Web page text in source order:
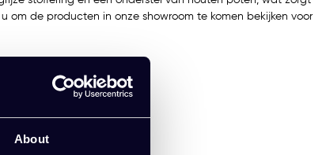
About
om de producten in onze showroom te komen bekijken voor